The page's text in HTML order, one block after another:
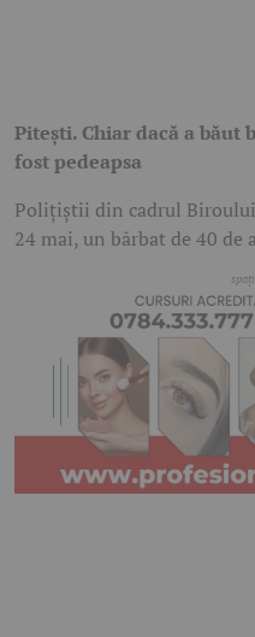
Pitești. Chiar dacă a băut
fost pedeapsa
Polițiștii din cadrul
24 mai, un bărbat de 40